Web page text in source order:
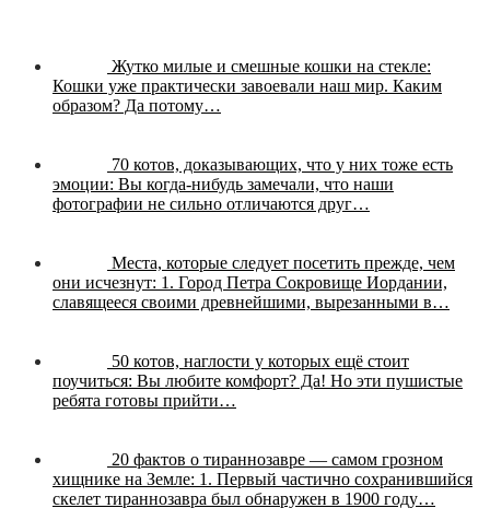
Жутко милые и смешные кошки на стекле:
Кошки уже практически завоевали наш мир. Каким
образом? Да потому…
70 котов, доказывающих, что у них тоже есть
эмоции: Вы когда-нибудь замечали, что наши
фотографии не сильно отличаются друг…
Места, которые следует посетить прежде, чем
они исчезнут: 1. Город Петра Сокровище Иордании,
славящееся своими древнейшими, вырезанными в…
50 котов, наглости у которых ещё стоит
поучиться: Вы любите комфорт? Да! Но эти пушистые
ребята готовы прийти…
20 фактов о тираннозавре — самом грозном
хищнике на Земле: 1. Первый частично сохранившийся
скелет тираннозавра был обнаружен в 1900 году…